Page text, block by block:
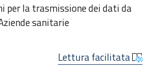
per la trasmissione dei dati da
sanitarie
Lettura facilitata